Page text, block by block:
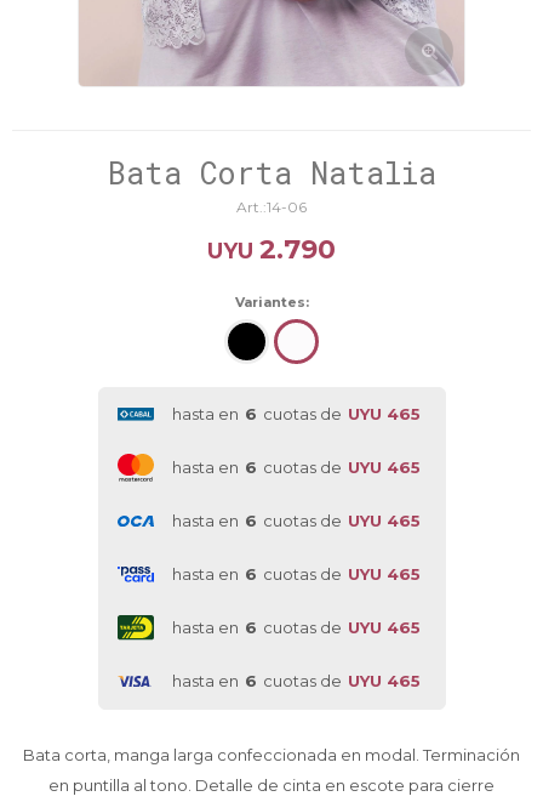
Bata Corta Natalia
14-06
UYU 2.790
Variantes:
hasta en 6 cuotas de UYU 465
hasta en 6 cuotas de UYU 465
hasta en 6 cuotas de UYU 465
hasta en 6 cuotas de UYU 465
hasta en 6 cuotas de UYU 465
hasta en 6 cuotas de UYU 465
Bata corta, manga larga confeccionada en modal. Terminación
en puntilla al tono. Detalle de cinta en escote para cierre